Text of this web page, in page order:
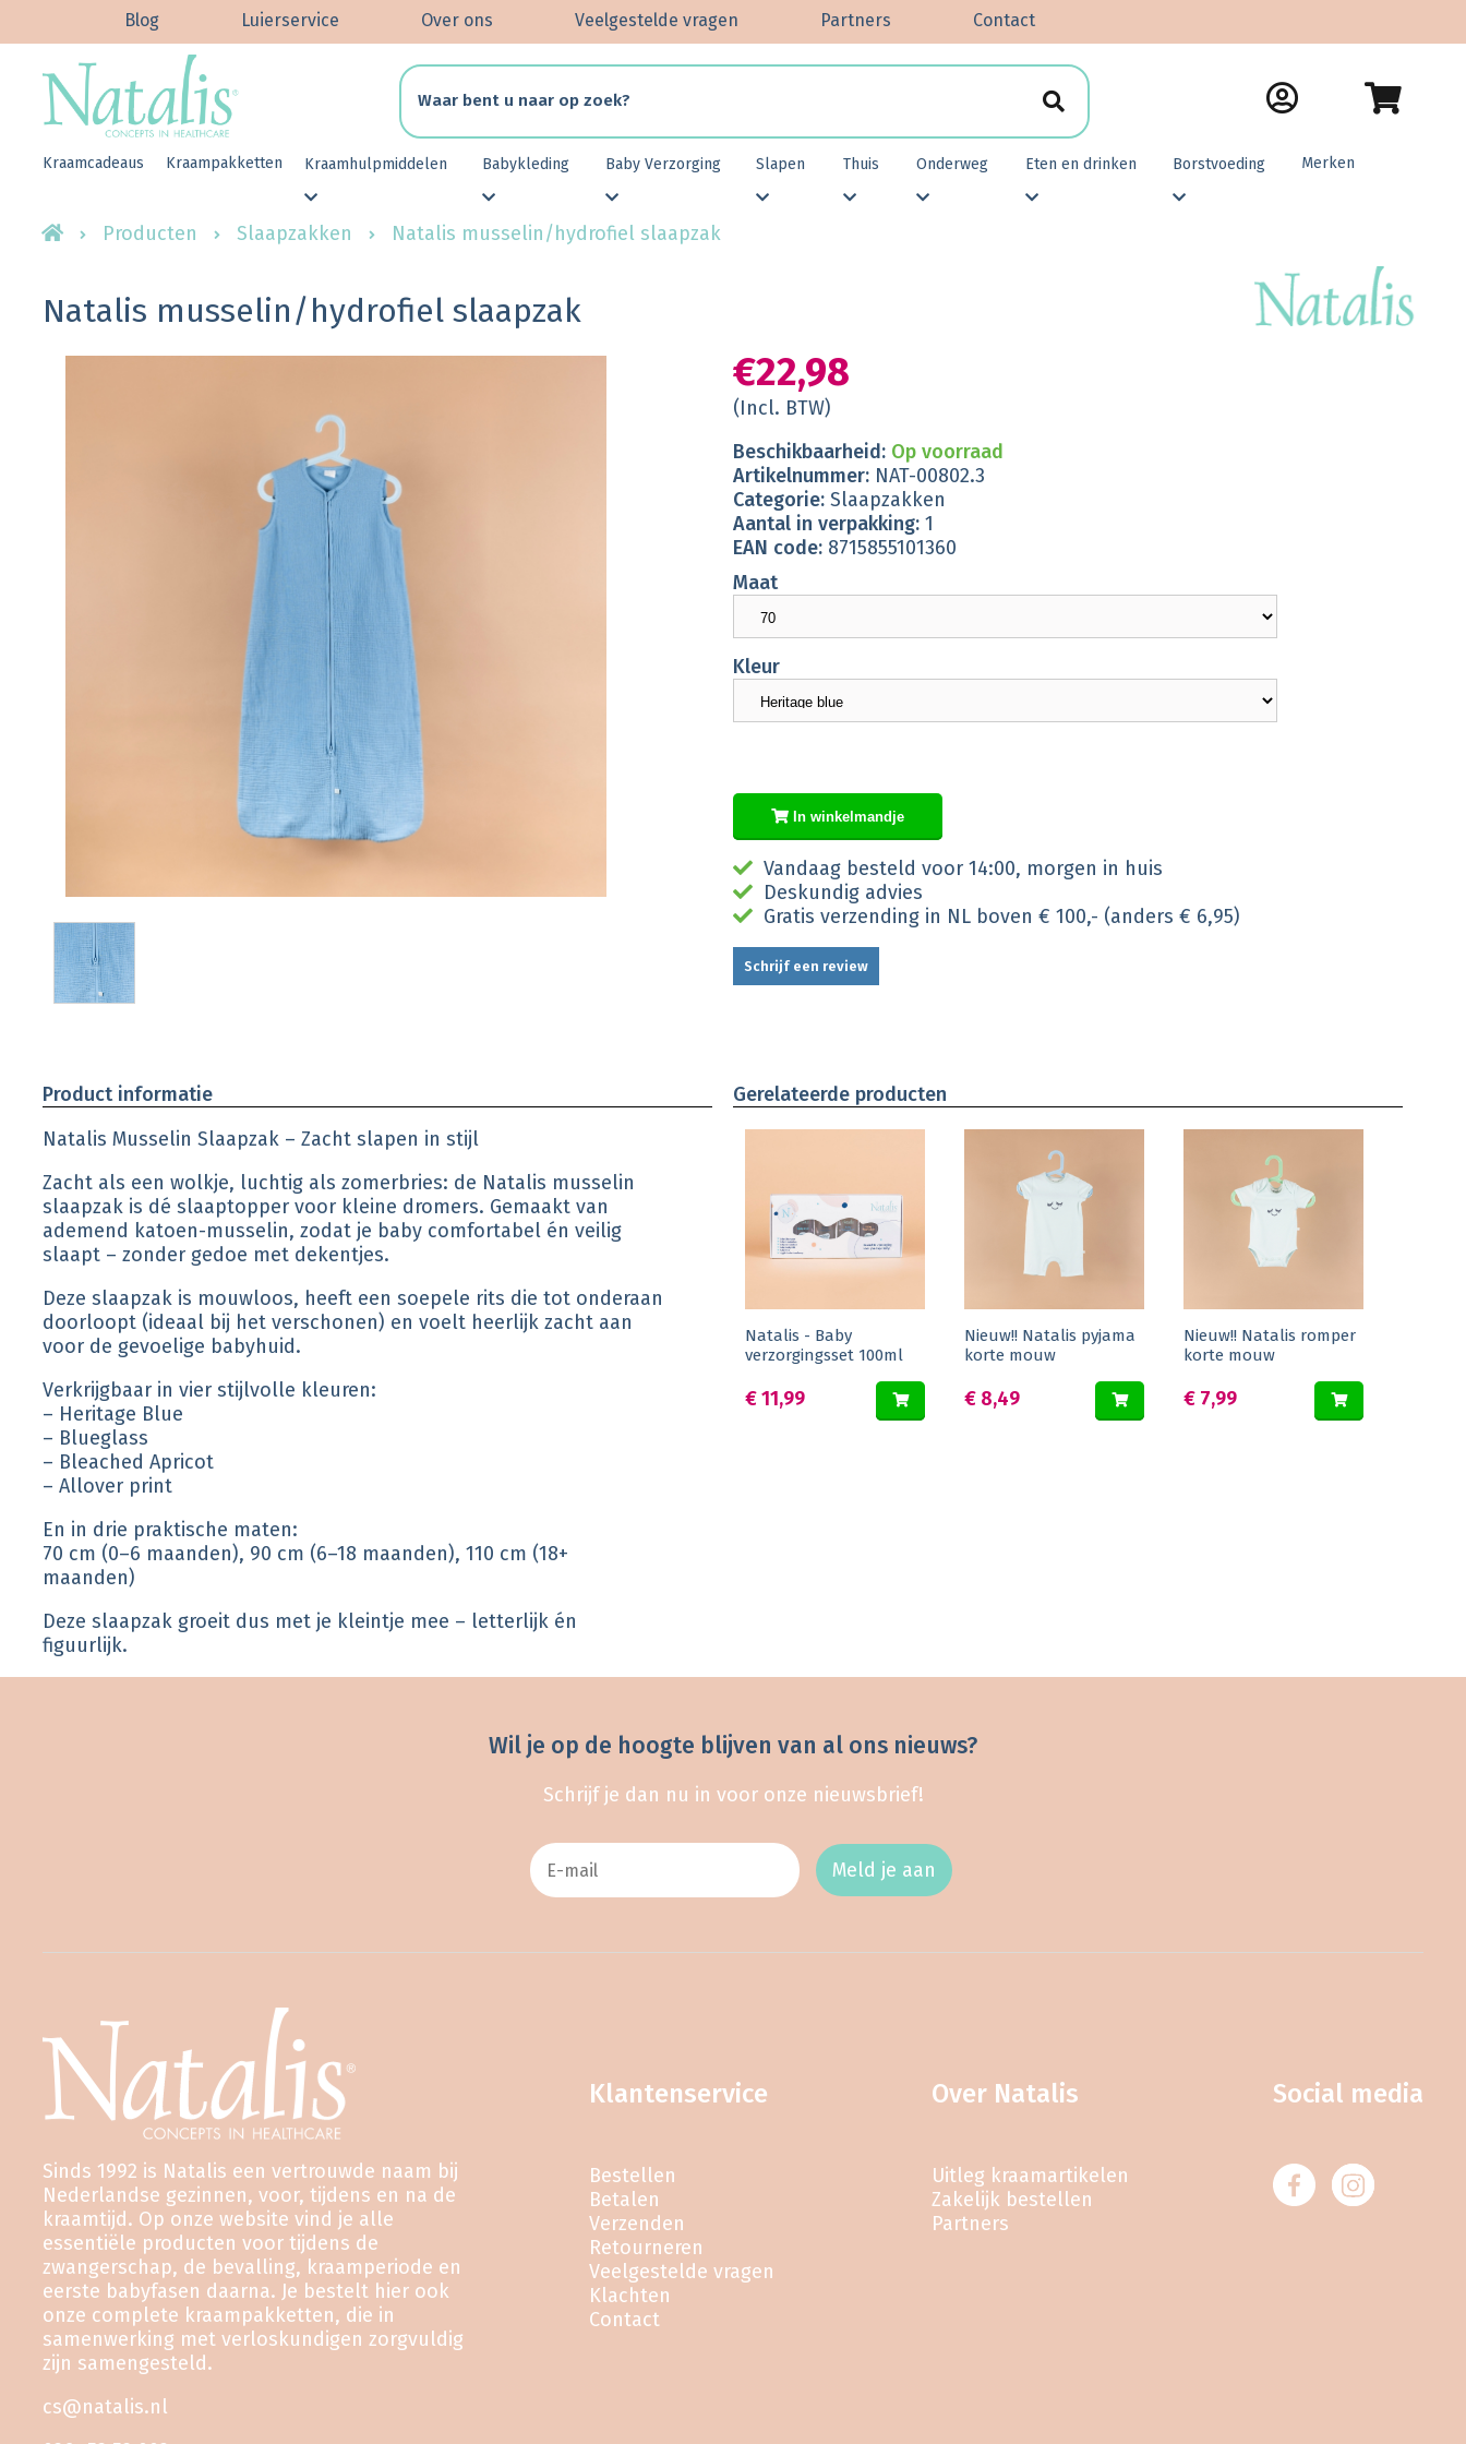
Contact
Partners
Veelgestelde vragen
Over ons
Luierservice
Blog
Kraamcadeaus Kraampakketten Kraamhulpmiddelen Babykleding Baby Verzorging Slapen Thuis Onderweg Eten en drinken Borstvoeding Merken
Producten Slaapzakken Natalis musselin/hydrofiel slaapzak
Natalis musselin/hydrofiel slaapzak
€22,98
(Incl. BTW)
Beschikbaarheid: Op voorraad
Artikelnummer: NAT-00802.3
Categorie: Slaapzakken
Aantal in verpakking: 1
EAN code: 8715855101360
Maat
Kleur
In winkelmandje
Vandaag besteld voor 14:00, morgen in huis
Deskundig advies
Gratis verzending in NL boven € 100,- (anders € 6,95)
Schrijf een review
Product informatie
Natalis Musselin Slaapzak – Zacht slapen in stijl
Zacht als een wolkje, luchtig als zomerbries: de Natalis musselin
slaapzak is dé slaaptopper voor kleine dromers. Gemaakt van
ademend katoen-musselin, zodat je baby comfortabel én veilig
slaapt – zonder gedoe met dekentjes.
Deze slaapzak is mouwloos, heeft een soepele rits die tot onderaan
doorloopt (ideaal bij het verschonen) en voelt heerlijk zacht aan
voor de gevoelige babyhuid.
Verkrijgbaar in vier stijlvolle kleuren:
– Heritage Blue
– Blueglass
– Bleached Apricot
– Allover print
En in drie praktische maten:
70 cm (0–6 maanden), 90 cm (6–18 maanden), 110 cm (18+
maanden)
Deze slaapzak groeit dus met je kleintje mee – letterlijk én
figuurlijk.
Gerelateerde producten
Natalis - Baby
verzorgingsset 100ml
€ 11,99
Nieuw!! Natalis pyjama
korte mouw
€ 8,49
Nieuw!! Natalis romper
korte mouw
€ 7,99
Wil je op de hoogte blijven van al ons nieuws?
Schrijf je dan nu in voor onze nieuwsbrief!
Meld je aan
Sinds 1992 is Natalis een vertrouwde naam bij
Nederlandse gezinnen, voor, tijdens en na de
kraamtijd. Op onze website vind je alle
essentiële producten voor tijdens de
zwangerschap, de bevalling, kraamperiode en
eerste babyfasen daarna. Je bestelt hier ook
onze complete kraampakketten, die in
samenwerking met verloskundigen zorgvuldig
zijn samengesteld.
cs@natalis.nl
Klantenservice
Bestellen
Betalen
Verzenden
Retourneren
Veelgestelde vragen
Klachten
Contact
Over Natalis
Uitleg kraamartikelen
Zakelijk bestellen
Partners
Social media